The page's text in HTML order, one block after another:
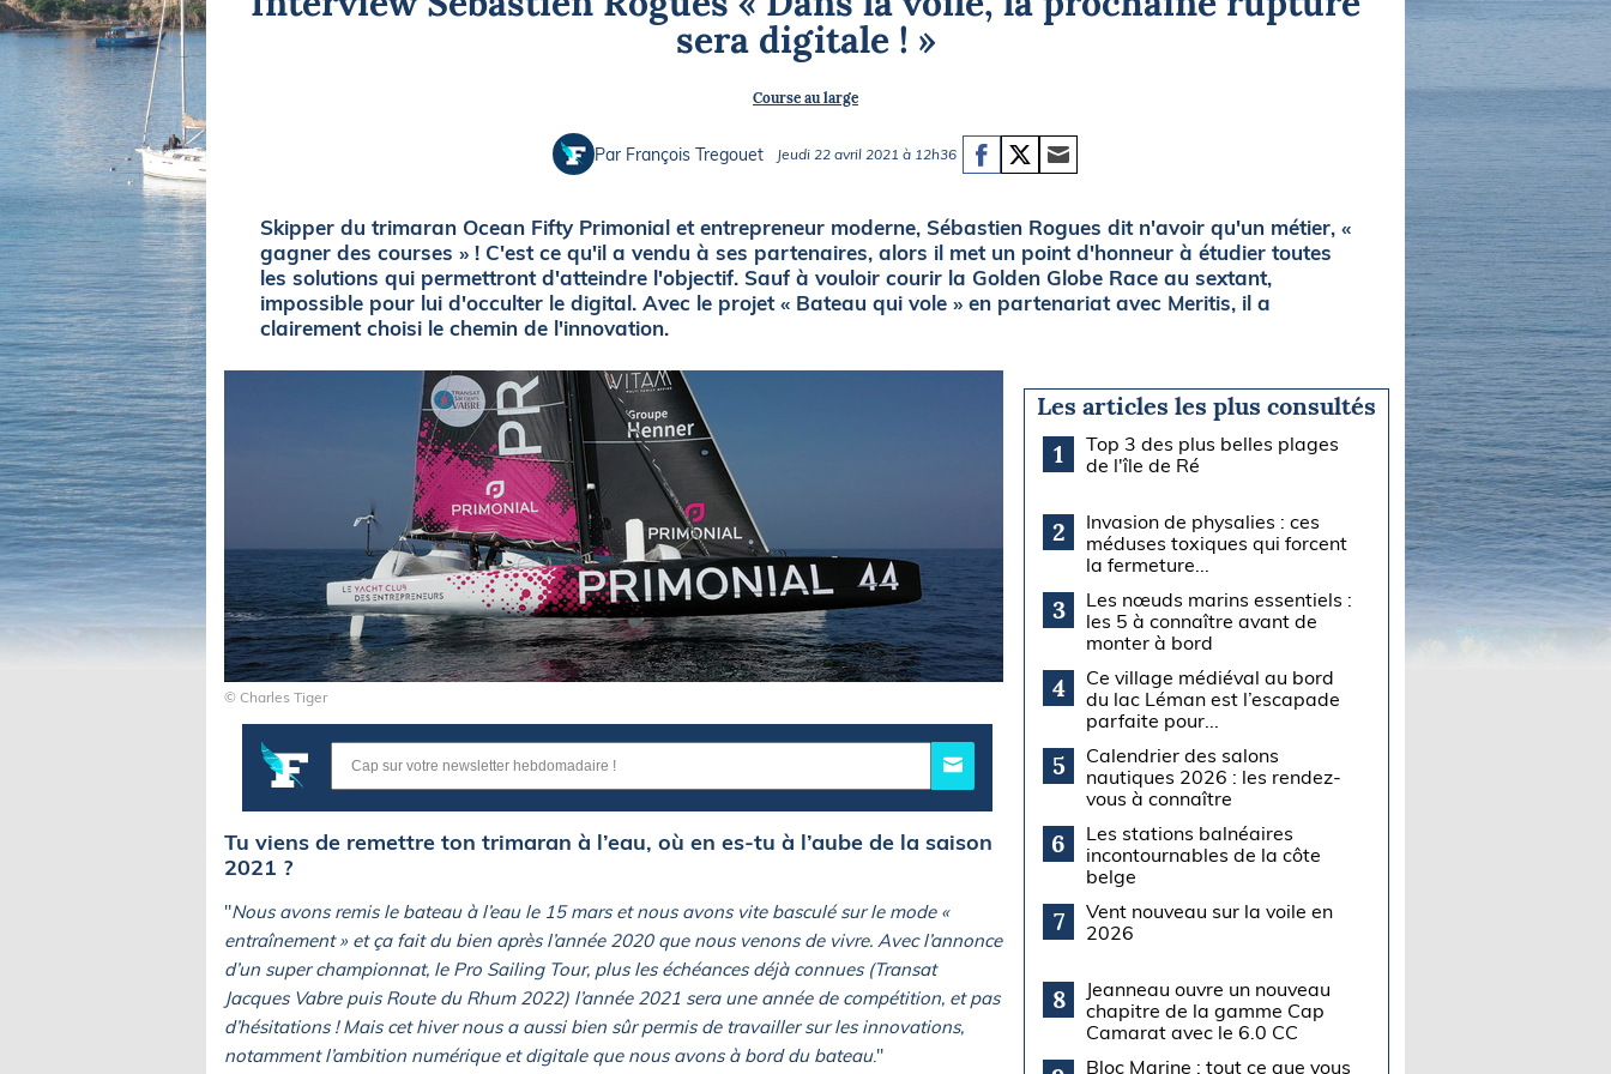
Equipements
Glisse
Briefings
sera digitale ! »
Course au large
Par François Tregouet Jeudi 22 avril 2021 à 12h36
Skipper du trimaran Ocean Fifty Primonial et entrepreneur moderne, Sébastien Rogues dit n'avoir qu'un métier, «
gagner des courses » ! C'est ce qu'il a vendu à ses partenaires, alors il met un point d'honneur à étudier toutes
les solutions qui permettront d'atteindre l'objectif. Sauf à vouloir courir la Golden Globe Race au sextant,
impossible pour lui d'occulter le digital. Avec le projet « Bateau qui vole » en partenariat avec Meritis, il a
clairement choisi le chemin de l'innovation.
© Charles Tiger
Tu viens de remettre ton trimaran à l’eau, où en es-tu à l’aube de la saison
2021 ?
"Nous avons remis le bateau à l’eau le 15 mars et nous avons vite basculé sur le mode «
entraînement » et ça fait du bien après l’année 2020 que nous venons de vivre. Avec l’annonce
d’un super championnat, le Pro Sailing Tour, plus les échéances déjà connues (Transat
Jacques Vabre puis Route du Rhum 2022) l’année 2021 sera une année de compétition, et pas
d’hésitations ! Mais cet hiver nous a aussi bien sûr permis de travailler sur les innovations,
notamment l’ambition numérique et digitale que nous avons à bord du bateau."
Les articles les plus consultés
1
Top 3 des plus belles plages
de l'île de Ré
2
Invasion de physalies : ces
méduses toxiques qui forcent
la fermeture...
3
Les nœuds marins essentiels :
les 5 à connaître avant de
monter à bord
4
Ce village médiéval au bord
du lac Léman est l’escapade
parfaite pour...
5
Calendrier des salons
nautiques 2026 : les rendez-
vous à connaître
6
Les stations balnéaires
incontournables de la côte
belge
7
Vent nouveau sur la voile en
2026
8
Jeanneau ouvre un nouveau
chapitre de la gamme Cap
Camarat avec le 6.0 CC
Bloc Marine : tout ce que vous